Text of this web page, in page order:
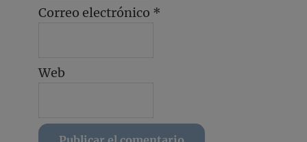
Correo electrónico *
Web